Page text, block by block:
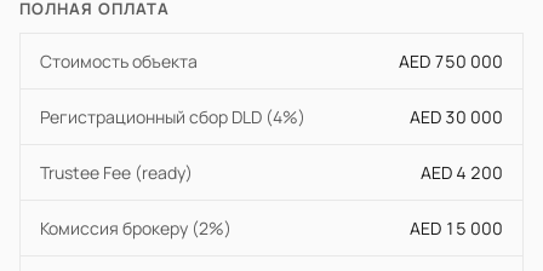
ПОЛНАЯ ОПЛАТА
Стоимость объекта AED 750 000
Регистрационный сбор DLD (4%) AED 30 000
Trustee Fee (ready) AED 4 200
Комиссия брокеру (2%) AED 15 000